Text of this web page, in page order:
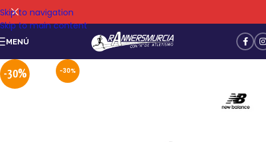
Skip to navigation
Skip to main content
MENÚ
-30%
-30%